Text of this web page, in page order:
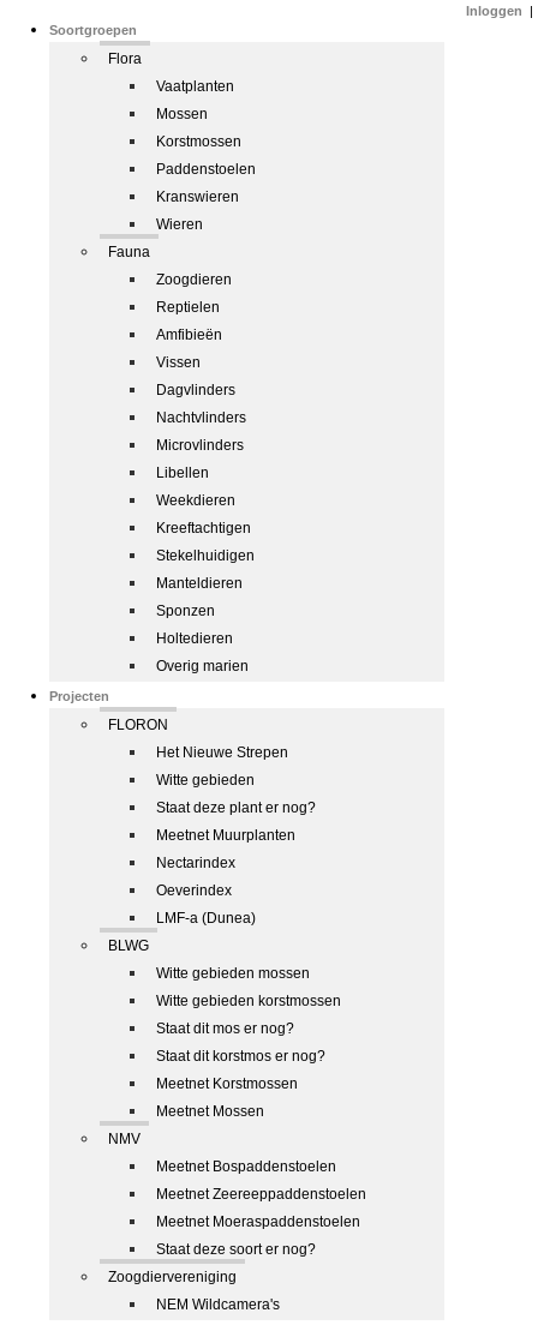
Soortgroepen
Flora
Vaatplanten
Mossen
Korstmossen
Paddenstoelen
Kranswieren
Wieren
Fauna
Zoogdieren
Reptielen
Amfibieën
Vissen
Dagvlinders
Nachtvlinders
Microvlinders
Libellen
Weekdieren
Kreeftachtigen
Stekelhuidigen
Manteldieren
Sponzen
Holtedieren
Overig marien
Projecten
FLORON
Het Nieuwe Strepen
Witte gebieden
Staat deze plant er nog?
Meetnet Muurplanten
Nectarindex
Oeverindex
LMF-a (Dunea)
BLWG
Witte gebieden mossen
Witte gebieden korstmossen
Staat dit mos er nog?
Staat dit korstmos er nog?
Meetnet Korstmossen
Meetnet Mossen
NMV
Meetnet Bospaddenstoelen
Meetnet Zeereeppaddenstoelen
Meetnet Moeraspaddenstoelen
Staat deze soort er nog?
Zoogdiervereniging
NEM Wildcamera's
Inloggen |